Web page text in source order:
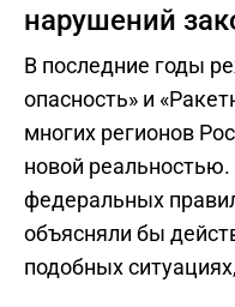
нарушений
В последние годы
опасность» и
многих регионов
новой
федеральных
объясняли бы
подобных